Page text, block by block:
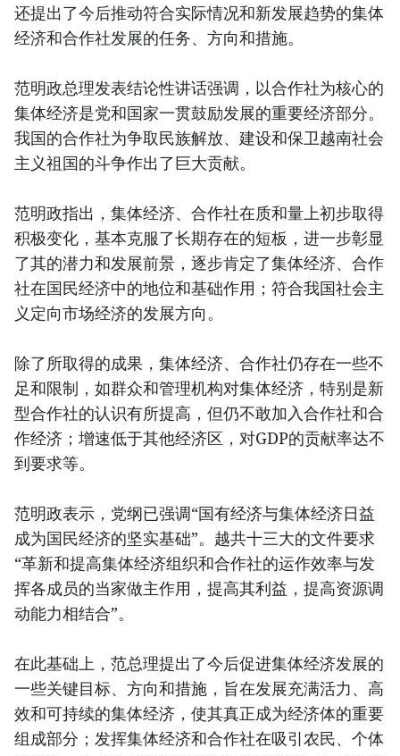
还提出了今后推动符合实际情况和新发展趋势的集体
经济和合作社发展的任务、方向和措施。
范明政总理发表结论性讲话强调，以合作社为核心的
集体经济是党和国家一贯鼓励发展的重要经济部分。
我国的合作社为争取民族解放、建设和保卫越南社会
主义祖国的斗争作出了巨大贡献。
范明政指出，集体经济、合作社在质和量上初步取得
积极变化，基本克服了长期存在的短板，进一步彰显
了其的潜力和发展前景，逐步肯定了集体经济、合作
社在国民经济中的地位和基础作用；符合我国社会主
义定向市场经济的发展方向。
除了所取得的成果，集体经济、合作社仍存在一些不
足和限制，如群众和管理机构对集体经济，特别是新
型合作社的认识有所提高，但仍不敢加入合作社和合
作经济；增速低于其他经济区，对GDP的贡献率达不
到要求等。
范明政表示，党纲已强调“国有经济与集体经济日益
成为国民经济的坚实基础”。越共十三大的文件要求
“革新和提高集体经济组织和合作社的运作效率与发
挥各成员的当家做主作用，提高其利益，提高资源调
动能力相结合”。
在此基础上，范总理提出了今后促进集体经济发展的
一些关键目标、方向和措施，旨在发展充满活力、高
效和可持续的集体经济，使其真正成为经济体的重要
组成部分；发挥集体经济和合作社在吸引农民、个体